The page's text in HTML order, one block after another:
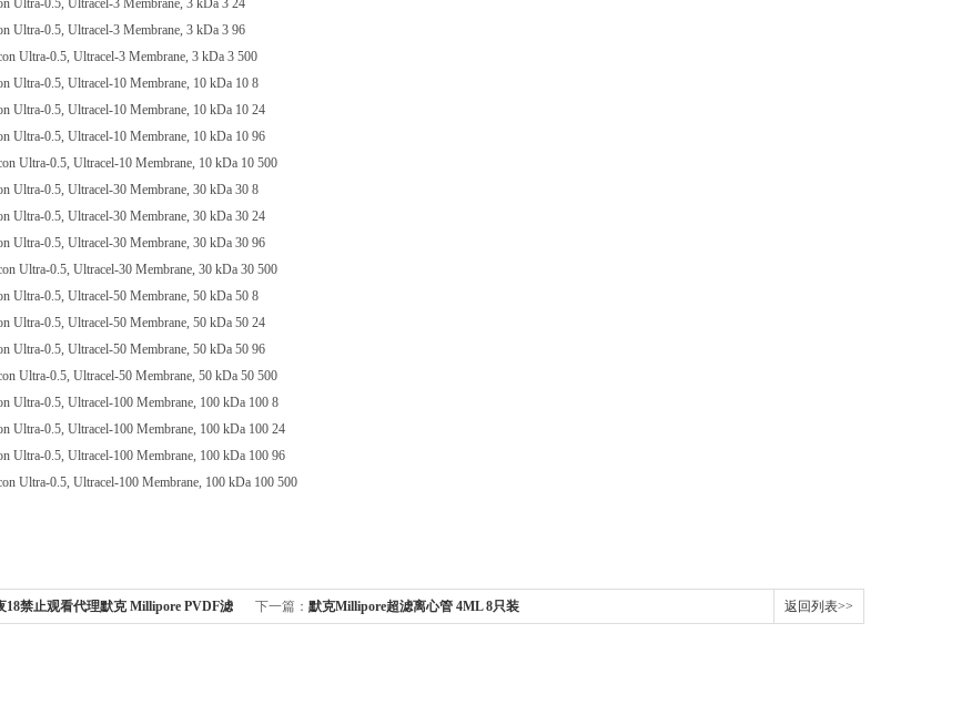
Ultra-0.5, Ultracel-3 Membrane, 3 kDa 3 24
Ultra-0.5, Ultracel-3 Membrane, 3 kDa 3 96
Ultra-0.5, Ultracel-3 Membrane, 3 kDa 3 500
Ultra-0.5, Ultracel-10 Membrane, 10 kDa 10 8
Ultra-0.5, Ultracel-10 Membrane, 10 kDa 10 24
Ultra-0.5, Ultracel-10 Membrane, 10 kDa 10 96
Ultra-0.5, Ultracel-10 Membrane, 10 kDa 10 500
Ultra-0.5, Ultracel-30 Membrane, 30 kDa 30 8
Ultra-0.5, Ultracel-30 Membrane, 30 kDa 30 24
Ultra-0.5, Ultracel-30 Membrane, 30 kDa 30 96
Ultra-0.5, Ultracel-30 Membrane, 30 kDa 30 500
Ultra-0.5, Ultracel-50 Membrane, 50 kDa 50 8
Ultra-0.5, Ultracel-50 Membrane, 50 kDa 50 24
Ultra-0.5, Ultracel-50 Membrane, 50 kDa 50 96
Ultra-0.5, Ultracel-50 Membrane, 50 kDa 50 500
Ultra-0.5, Ultracel-100 Membrane, 100 kDa 100 8
Ultra-0.5, Ultracel-100 Membrane, 100 kDa 100 24
Ultra-0.5, Ultracel-100 Membrane, 100 kDa 100 96
Ultra-0.5, Ultracel-100 Membrane, 100 kDa 100 500
18禁止观看代理默克 Millipore PVDF滤 下一篇： 默克Millipore超滤离心管 4ML 8只装 返回列表>>